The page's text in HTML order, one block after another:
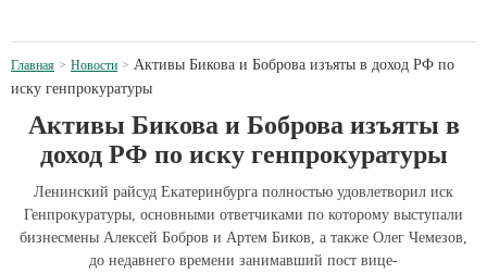
Главная Новости
Активы Бикова и Боброва изъяты в доход РФ по
иску генпрокуратуры
Активы Бикова и Боброва изъяты в
доход РФ по иску генпрокуратуры
Ленинский райсуд Екатеринбурга полностью удовлетворил иск
Генпрокуратуры, основными ответчиками по которому выступали
бизнесмены Алексей Бобров и Артем Биков, а также Олег Чемезов,
до недавнего времени занимавший пост вице-